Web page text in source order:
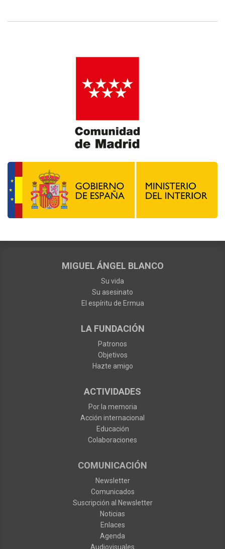
MIGUEL ÁNGEL BLANCO
Su vida
Su asesinato
El espíritu de Ermua
LA FUNDACIÓN
Patronos
Objetivos
Hazte amigo
ACTIVIDADES
Por la memoria
Acción internacional
Educación
Colaboraciones
COMUNICACIÓN
Newsletter
Comunicados
Suscripción al Newsletter
Noticias
Enlaces
Agenda
Audiovisuales